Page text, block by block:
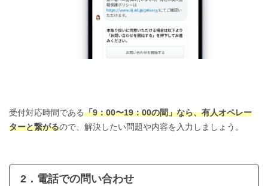
受付対応時間である「9：00〜19：00の間」なら、有人オペレー
ターと繋がるので、解決したい問題や内容を入力しましょう。
2．電話での問い合わせ